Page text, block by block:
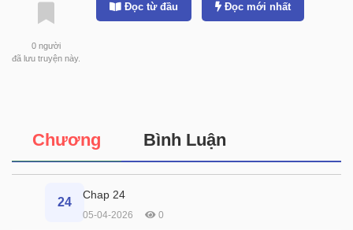
0 người
đã lưu truyện này.
Đọc từ đầu Đọc mới nhất
Chương Bình Luận
24
Chap 24
05-04-2026 0